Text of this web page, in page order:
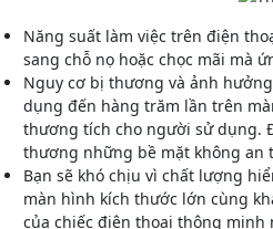
Năng suất làm việc trên điện
sang chỗ nọ hoặc chọc mãi mà
Nguy cơ bị thương và ảnh
dụng đến hàng trăm lần trên
thương tích cho người sử dụng.
thương những bề mặt không an
Bạn sẽ khó chịu vì chất lượng
màn hình kích thước lớn cùng
của chiếc điện thoại thông minh